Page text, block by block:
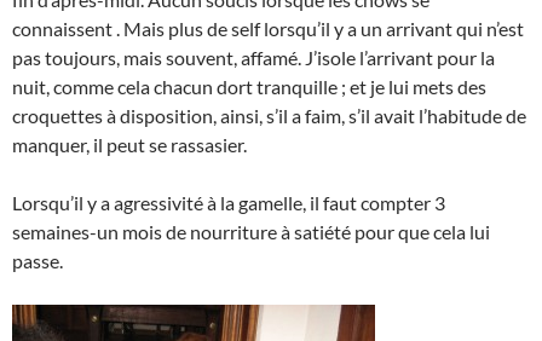
connaissent . Mais plus de self lorsqu’il y a un arrivant qui n’est
pas toujours, mais souvent, affamé. J’isole l’arrivant pour la
nuit, comme cela chacun dort tranquille ; et je lui mets des
croquettes à disposition, ainsi, s’il a faim, s’il avait l’habitude de
manquer, il peut se rassasier.
Lorsqu’il y a agressivité à la gamelle, il faut compter 3
semaines-un mois de nourriture à satiété pour que cela lui
passe.